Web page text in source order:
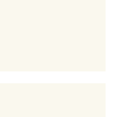
(m/w/d) REQ131742